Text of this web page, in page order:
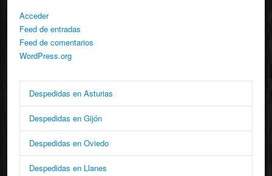
Acceder
Feed de entradas
Feed de comentarios
WordPress.org
Despedidas en Asturias
Despedidas en Gijón
Despedidas en Oviedo
Despedidas en Llanes